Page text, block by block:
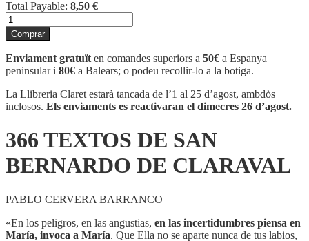
Total Payable: 8,50 €
quantitat
de
366
TEXTOS
DE
SAN
BERNARDO
DE
Comprar
Enviament gratuït en comandes superiors a 50€ a Espanya
peninsular i 80€ a Balears; o podeu recollir-lo a la botiga.
La Llibreria Claret estarà tancada de l’1 al 25 d’agost, ambdòs
inclosos. Els enviaments es reactivaran el dimecres 26 d’agost.
366 TEXTOS DE SAN
BERNARDO DE CLARAVAL
PABLO CERVERA BARRANCO
«En los peligros, en las angustias, en las incertidumbres piensa en
María, invoca a María. Que Ella no se aparte nunca de tus labios,